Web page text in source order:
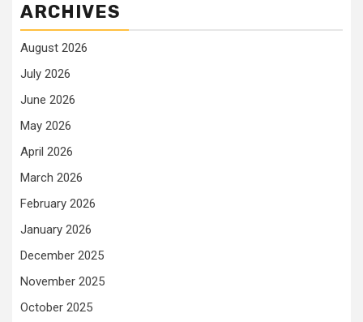
ARCHIVES
August 2026
July 2026
June 2026
May 2026
April 2026
March 2026
February 2026
January 2026
December 2025
November 2025
October 2025